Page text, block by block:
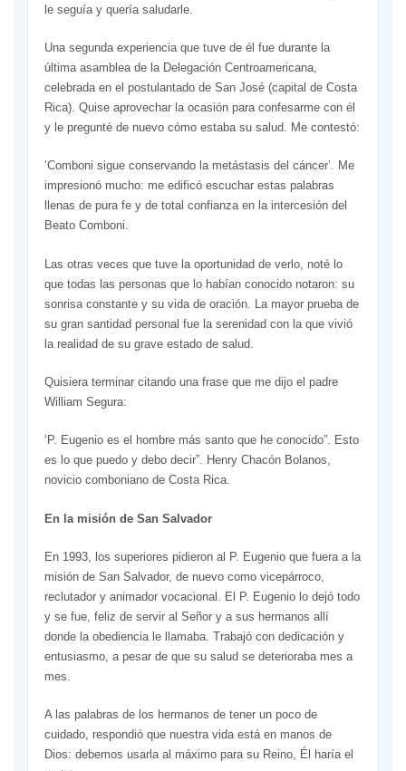
le seguía y quería saludarle.
Una segunda experiencia que tuve de él fue durante la
última asamblea de la Delegación Centroamericana,
celebrada en el postulantado de San José (capital de Costa
Rica). Quise aprovechar la ocasión para confesarme con él
y le pregunté de nuevo cómo estaba su salud. Me contestó:
‘Comboni sigue conservando la metástasis del cáncer’. Me
impresionó mucho: me edificó escuchar estas palabras
llenas de pura fe y de total confianza en la intercesión del
Beato Comboni.
Las otras veces que tuve la oportunidad de verlo, noté lo
que todas las personas que lo habían conocido notaron: su
sonrisa constante y su vida de oración. La mayor prueba de
su gran santidad personal fue la serenidad con la que vivió
la realidad de su grave estado de salud.
Quisiera terminar citando una frase que me dijo el padre
William Segura:
‘P. Eugenio es el hombre más santo que he conocido”. Esto
es lo que puedo y debo decir”. Henry Chacón Bolanos,
novicio comboniano de Costa Rica.
En la misión de San Salvador
En 1993, los superiores pidieron al P. Eugenio que fuera a la
misión de San Salvador, de nuevo como vicepárroco,
reclutador y animador vocacional. El P. Eugenio lo dejó todo
y se fue, feliz de servir al Señor y a sus hermanos allí
donde la obediencia le llamaba. Trabajó con dedicación y
entusiasmo, a pesar de que su salud se deterioraba mes a
mes.
A las palabras de los hermanos de tener un poco de
cuidado, respondió que nuestra vida está en manos de
Dios: debemos usarla al máximo para su Reino, Él haría el